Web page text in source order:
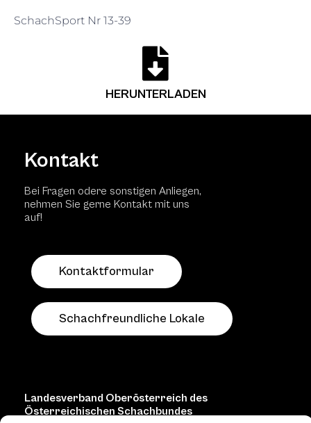
SchachSport Nr 13-39
HERUNTERLADEN
Kontakt
Bei Fragen odere sonstigen Anliegen,
nehmen Sie gerne Kontakt mit uns
auf!
Kontaktformular
Schachfreundliche Lokale
Landesverband Oberösterreich des
Österreichischen Schachbundes